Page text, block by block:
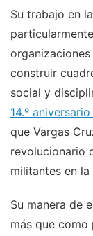
Su trabajo en
construir
social y
14.º
que Vargas
revolucionario
militantes en
Su manera de
más que